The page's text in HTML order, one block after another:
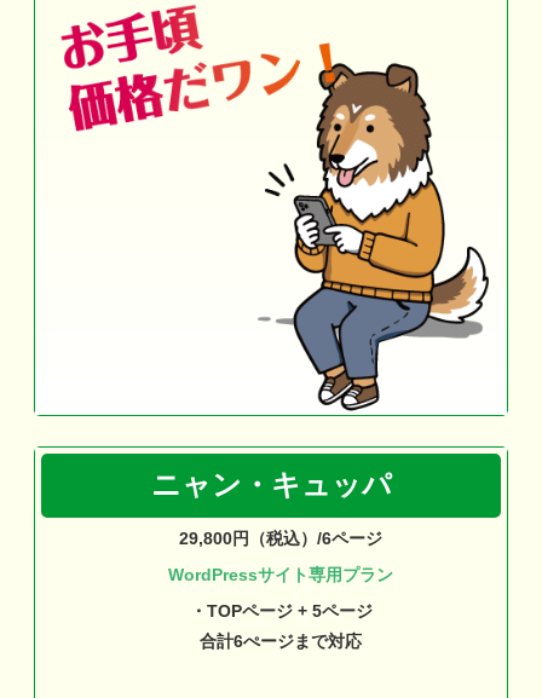
ニャン・キュッパ
29,800円（税込）/6ページ
WordPressサイト専用プラン
・TOPページ + 5ページ
合計6ぺージまで対応